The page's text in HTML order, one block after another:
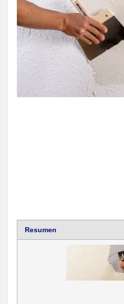
Resumen